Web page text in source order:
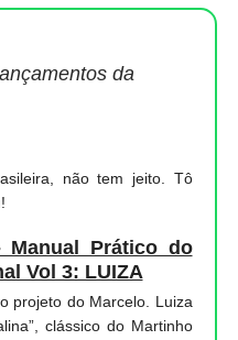
da
não tem jeito. Tô
Manual Prático do
Vol 3: LUIZA
projeto do Marcelo. Luiza
clássico do Martinho